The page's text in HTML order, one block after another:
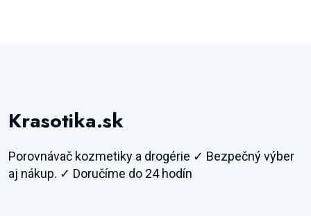
Krasotika.sk
Porovnávač kozmetiky a drogérie ✓ Bezpečný výber
aj nákup. ✓ Doručíme do 24 hodín